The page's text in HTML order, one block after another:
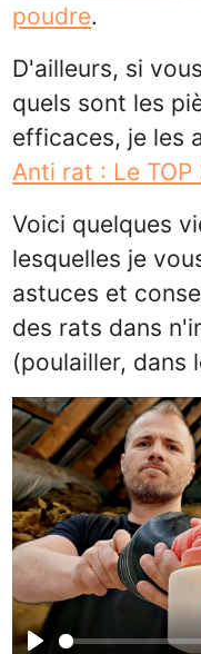
poudre.
D'ailleurs, si
quels sont les
efficaces, je les
Anti rat : Le
Voici quelques
lesquelles je
astuces et
des rats dans
(poulailler, dans